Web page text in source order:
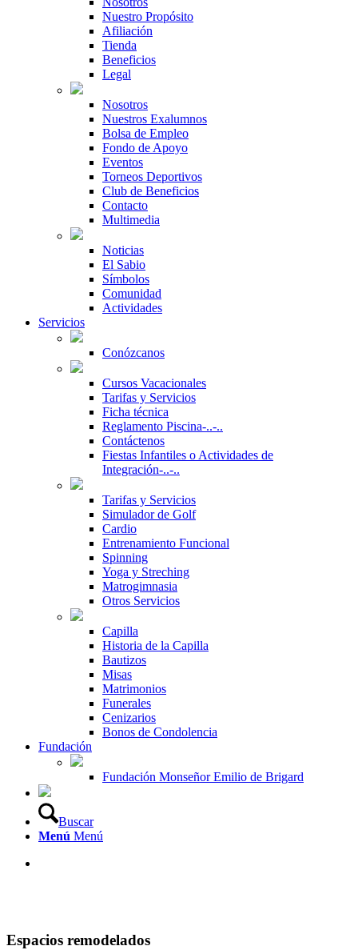
Nuestro Propósito
Afiliación
Tienda
Beneficios
Legal
Nosotros
Nuestros Exalumnos
Bolsa de Empleo
Fondo de Apoyo
Eventos
Torneos Deportivos
Club de Beneficios
Contacto
Multimedia
Noticias
El Sabio
Símbolos
Comunidad
Actividades
Servicios
Conózcanos
Cursos Vacacionales
Tarifas y Servicios
Ficha técnica
Reglamento Piscina-..-..
Contáctenos
Fiestas Infantiles o Actividades de
Integración-..-..
Tarifas y Servicios
Simulador de Golf
Cardio
Entrenamiento Funcional
Spinning
Yoga y Streching
Matrogimnasia
Otros Servicios
Capilla
Historia de la Capilla
Bautizos
Misas
Matrimonios
Funerales
Cenizarios
Bonos de Condolencia
Fundación
Fundación Monseñor Emilio de Brigard
Buscar
Menú Menú
Espacios remodelados